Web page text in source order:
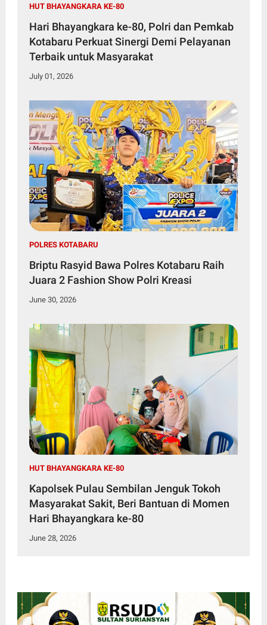
HUT BHAYANGKARA KE-80
Hari Bhayangkara ke-80, Polri dan Pemkab
Kotabaru Perkuat Sinergi Demi Pelayanan
Terbaik untuk Masyarakat
July 01, 2026
POLRES KOTABARU
Briptu Rasyid Bawa Polres Kotabaru Raih
Juara 2 Fashion Show Polri Kreasi
June 30, 2026
HUT BHAYANGKARA KE-80
Kapolsek Pulau Sembilan Jenguk Tokoh
Masyarakat Sakit, Beri Bantuan di Momen
Hari Bhayangkara ke-80
June 28, 2026